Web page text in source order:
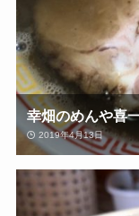
幸畑のめんや喜
2019年4月13日